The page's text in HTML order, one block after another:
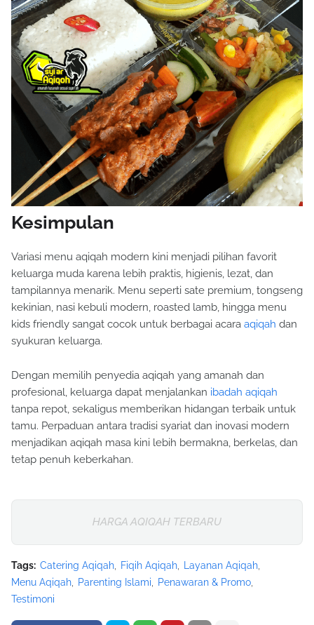
Kesimpulan
Variasi menu aqiqah modern kini menjadi pilihan favorit
keluarga muda karena lebih praktis, higienis, lezat, dan
tampilannya menarik. Menu seperti sate premium, tongseng
kekinian, nasi kebuli modern, roasted lamb, hingga menu
kids friendly sangat cocok untuk berbagai acara aqiqah dan
syukuran keluarga.
Dengan memilih penyedia aqiqah yang amanah dan
profesional, keluarga dapat menjalankan ibadah aqiqah
tanpa repot, sekaligus memberikan hidangan terbaik untuk
tamu. Perpaduan antara tradisi syariat dan inovasi modern
menjadikan aqiqah masa kini lebih bermakna, berkelas, dan
tetap penuh keberkahan.
HARGA AQIQAH TERBARU
Tags: Catering Aqiqah Fiqih Aqiqah
Layanan Aqiqah
Menu Aqiqah
Parenting Islami
Penawaran & Promo
Testimoni